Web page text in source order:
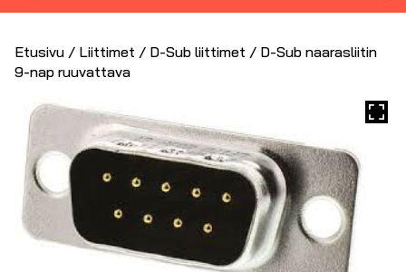
Etusivu / Liittimet / D-Sub liittimet / D-Sub naarasliitin
9-nap ruuvattava